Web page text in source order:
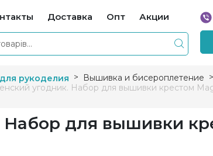
Доставка Опт Акции
рукоделия Вышивка и бисероплетение
угодник. Набор для вышивки крестом
для вышивки